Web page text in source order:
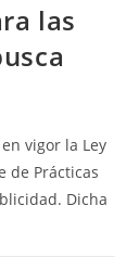
las
vigor la Ley
de Prácticas
Dicha